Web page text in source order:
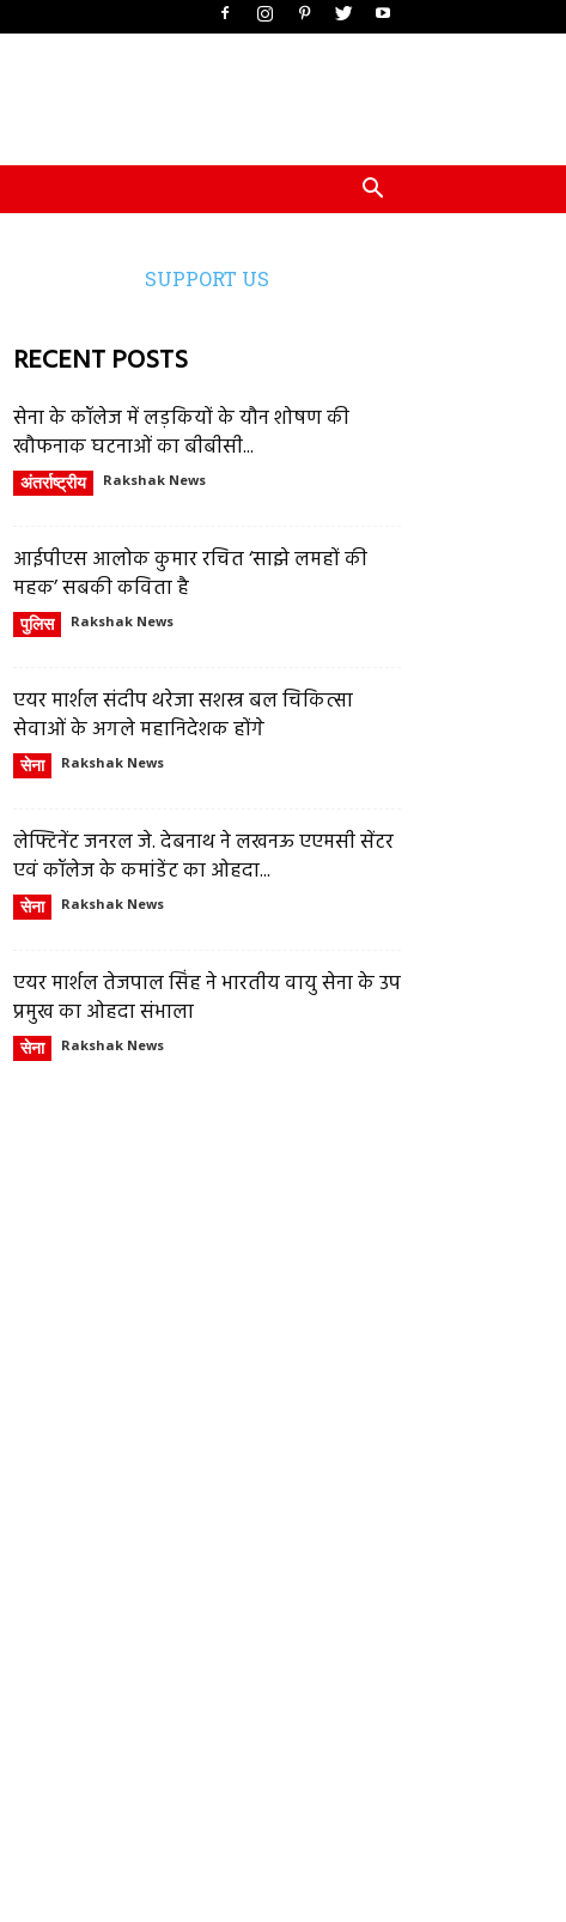
SUPPORT US
RECENT POSTS
सेना के कॉलेज में लड़कियों के यौन शोषण की
खौफनाक घटनाओं का बीबीसी...
अंतर्राष्ट्रीय Rakshak News
आईपीएस आलोक कुमार रचित ‘साझे लमहों की
महक’ सबकी कविता है
पुलिस Rakshak News
एयर मार्शल संदीप थरेजा सशस्त्र बल चिकित्सा
सेवाओं के अगले महानिदेशक होंगे
सेना Rakshak News
लेफ्टिनेंट जनरल जे. देबनाथ ने लखनऊ एएमसी सेंटर
एवं कॉलेज के कमांडेंट का ओहदा...
सेना Rakshak News
एयर मार्शल तेजपाल सिंह ने भारतीय वायु सेना के उप
प्रमुख का ओहदा संभाला
सेना Rakshak News